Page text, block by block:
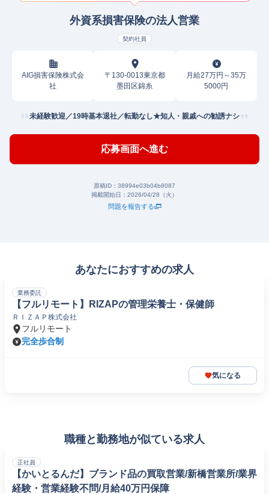
外資系損害保険の法人営業
契約社員
AIG損害保険株式会
社
〒130-0013東京都
墨田区錦糸
月給27万円～35万
5000円
未経験歓迎／19時基本退社／転勤なし★知人・親戚への勧誘ナシ
応募画面へ進む
原稿ID： 38994e03b04b8087
掲載開始日： 2026/04/28（火）
問題を報告する
あなたにおすすめの求人
業務委託
【フルリモート】RIZAPの管理栄養士・保健師
ＲＩＺＡＰ株式会社
フルリモート
完全歩合制
気になる
職種と勤務地が似ている求人
正社員
【かいとるんだ】ブランド品の買取営業/新橋営業所/業界
経験・営業経験不問/月給40万円保障